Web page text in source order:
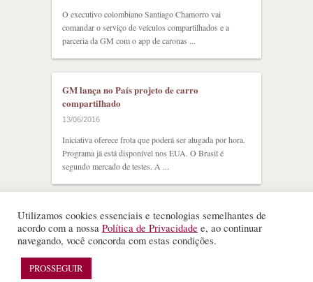
O executivo colombiano Santiago Chamorro vai
comandar o serviço de veículos compartilhados e a
parceria da GM com o app de caronas ...
GM lança no País projeto de carro
compartilhado
13/06/2016
Iniciativa oferece frota que poderá ser alugada por hora.
Programa já está disponível nos EUA. O Brasil é
segundo mercado de testes. A ...
Nota Alta ESPM
. Todos os direitos reservados.
WordPress Theme
Utilizamos cookies essenciais e tecnologias semelhantes de
acordo com a nossa Política de Privacidade e, ao continuar
navegando, você concorda com estas condições.
PROSSEGUIR